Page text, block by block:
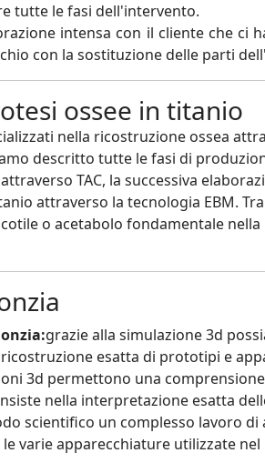
tutte le fasi dell'intervento.
intensa con il cliente che ci
con la sostituzione delle parti
ossee in titanio
nella ricostruzione ossea
descritto tutte le fasi di
TAC, la successiva
attraverso la tecnologia EBM.
o acetabolo fondamentale nella
grazie alla simulazione 3d
esatta di prototipi e
3d permettono una
nella interpretazione esatta
scientifico un complesso lavoro
varie apparecchiature utilizzate